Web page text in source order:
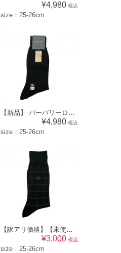
¥4,980 税込
size：25-26cm
【新品】 バーバリーロンドン BURBERRY LONDON メンズ 靴下 ソックス （チェック柄）ブラック系 [size:25-26cm] 52589
¥4,980 税込
size：25-26cm
【訳アリ価格】【未使用品】 バーバリーロンドン BURBERRY LONDON メンズ 靴下 ソックス （ワンポイント柄）ブラック系 [size:25-26cm] br07018499
¥3,000 税込
size：25-26cm